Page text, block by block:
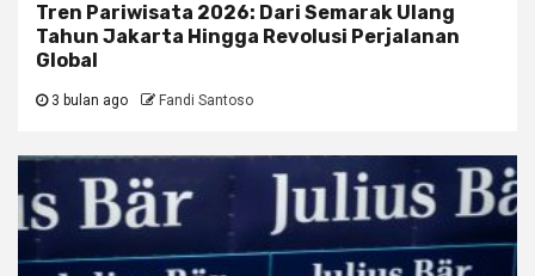
Tren Pariwisata 2026: Dari Semarak Ulang
Tahun Jakarta Hingga Revolusi Perjalanan
Global
3 bulan ago Fandi Santoso